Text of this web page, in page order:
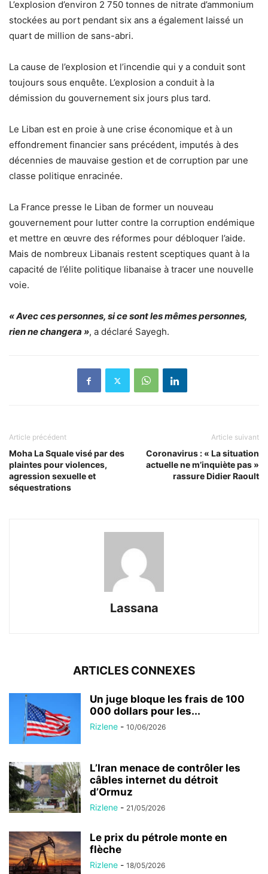
L’explosion d’environ 2 750 tonnes de nitrate d’ammonium
stockées au port pendant six ans a également laissé un
quart de million de sans-abri.
La cause de l’explosion et l’incendie qui y a conduit sont
toujours sous enquête. L’explosion a conduit à la
démission du gouvernement six jours plus tard.
Le Liban est en proie à une crise économique et à un
effondrement financier sans précédent, imputés à des
décennies de mauvaise gestion et de corruption par une
classe politique enracinée.
La France presse le Liban de former un nouveau
gouvernement pour lutter contre la corruption endémique
et mettre en œuvre des réformes pour débloquer l’aide.
Mais de nombreux Libanais restent sceptiques quant à la
capacité de l’élite politique libanaise à tracer une nouvelle
voie.
« Avec ces personnes, si ce sont les mêmes personnes,
rien ne changera », a déclaré Sayegh.
Article précédent
Moha La Squale visé par des
plaintes pour violences,
agression sexuelle et
séquestrations
Article suivant
Coronavirus : « La situation
actuelle ne m’inquiète pas »
rassure Didier Raoult
Lassana
ARTICLES CONNEXES
Un juge bloque les frais de 100
000 dollars pour les...
Rizlene - 10/06/2026
L’Iran menace de contrôler les
câbles internet du détroit
d’Ormuz
Rizlene - 21/05/2026
Le prix du pétrole monte en
flèche
Rizlene - 18/05/2026